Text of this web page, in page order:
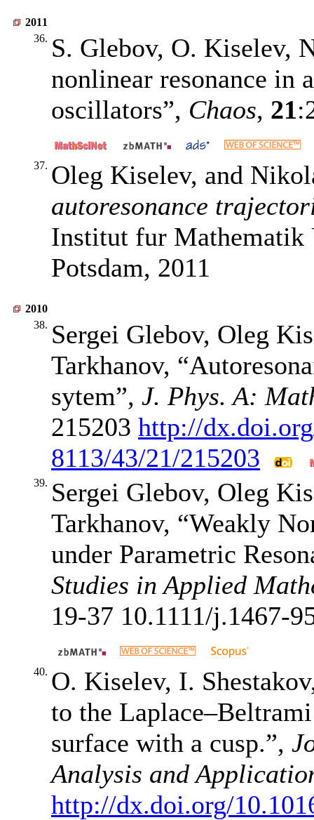
2011
36. S. Glebov, O. Kiselev,
nonlinear resonance in
oscillators”, Chaos, 21
37. Oleg Kiselev, and
autoresonance
Institut fur Mathematik
Potsdam, 2011
2010
38. Sergei Glebov, Oleg
Tarkhanov,
sytem”, J. Phys. A:
215203 http://
8113/43/21/215203
39. Sergei Glebov, Oleg
Tarkhanov, “Weakly
under Parametric
Studies in Applied
19-37 10.1111/j.1467-
40. O. Kiselev, I.
to the
surface with a cusp.”,
Analysis and
http://dx.doi.org/